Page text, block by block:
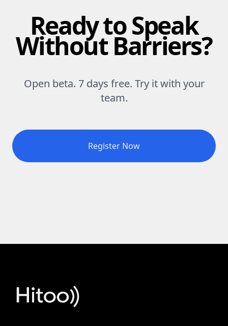
Ready to Speak
Without Barriers?
Open beta. 7 days free. Try it with your
team.
Register Now